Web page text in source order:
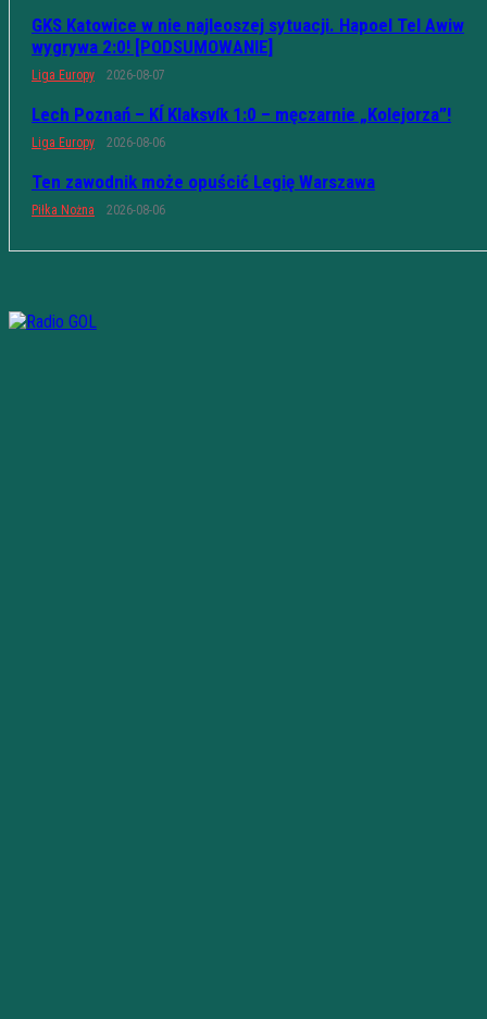
GKS Katowice w nie najleoszej sytuacji. Hapoel Tel Awiw
wygrywa 2:0! [PODSUMOWANIE]
Liga Europy 2026-08-07
Lech Poznań – KÍ Klaksvík 1:0 – męczarnie „Kolejorza”!
Liga Europy 2026-08-06
Ten zawodnik może opuścić Legię Warszawa
Piłka Nożna 2026-08-06